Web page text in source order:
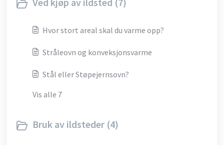
Hvor stort areal skal du varme opp?
Stråleovn og konveksjonsvarme
Stål eller Støpejernsovn?
Vis alle 7
Bruk av ildsteder (4)